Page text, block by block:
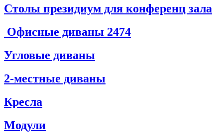
Столы президиум для конференц зала
Офисные диваны 2474
Угловые диваны
2-местные диваны
Кресла
Модули